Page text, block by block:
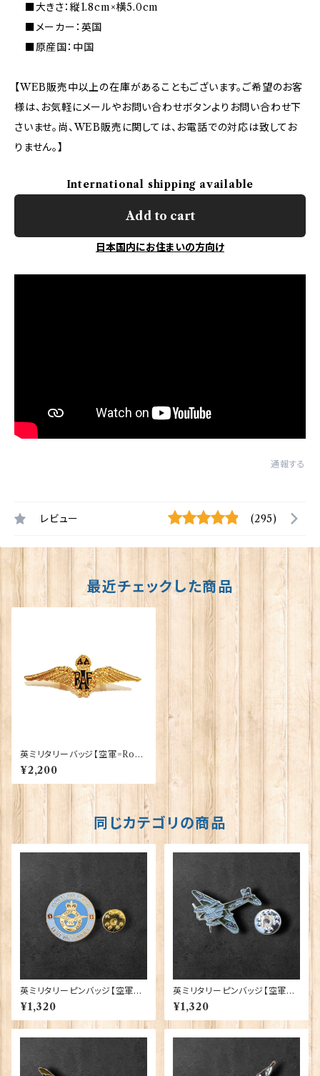
■大きさ：縦1.8cm×横5.0cm
■メーカー：英国
■原産国：中国
【WEB販売中以上の在庫があることもございます。ご希望のお客
様は、お気軽にメールやお問い合わせボタンよりお問い合わせ下
さいませ。尚、WEB販売に関しては、お電話での対応は致してお
りません。】
International shipping available
Add to cart
日本国内にお住まいの方向け
通報する
レビュー (295)
最近チェックした商品
英ミリタリーバッジ【空軍=Roya
l Air Force】Tradition 9008
1-GOLD（M005）
¥2,200
同じカテゴリの商品
英ミリタリーピンバッジ【空軍=
R.A.F Lest We Forget】Trad
ition 90043-M100
¥1,320
英ミリタリーピンバッジ【空軍=
Mosquito】Cadogan 90043
-XJKB12-52
¥1,320